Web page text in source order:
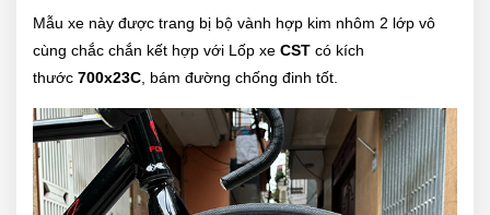
Mẫu xe này được trang bị bộ vành hợp kim nhôm 2 lớp vô
cùng chắc chắn kết hợp với Lốp xe CST có kích
thước 700x23C , bám đường chống đinh tốt.